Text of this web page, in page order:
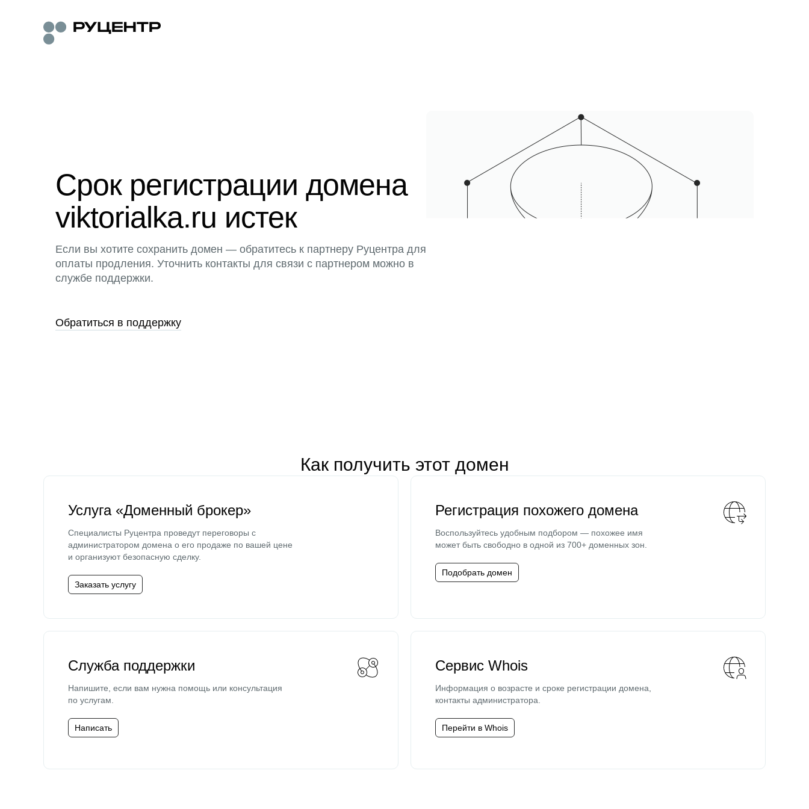
Срок регистрации домена
viktorialka.ru истек
Если вы хотите сохранить домен — обратитесь к партнеру Руцентра для
оплаты продления. Уточнить контакты для связи с партнером можно в
службе поддержки.
Обратиться в поддержку
Как получить этот домен
Услуга «Доменный брокер»
Специалисты Руцентра проведут переговоры с
администратором домена о его продаже по вашей цене
и организуют безопасную сделку.
Заказать услугу
Регистрация похожего домена
Воспользуйтесь удобным подбором — похожее имя
может быть свободно в одной из 700+ доменных зон.
Подобрать домен
Служба поддержки
Напишите, если вам нужна помощь или консультация
по услугам.
Написать
Сервис Whois
Информация о возрасте и сроке регистрации домена,
контакты администратора.
Перейти в Whois